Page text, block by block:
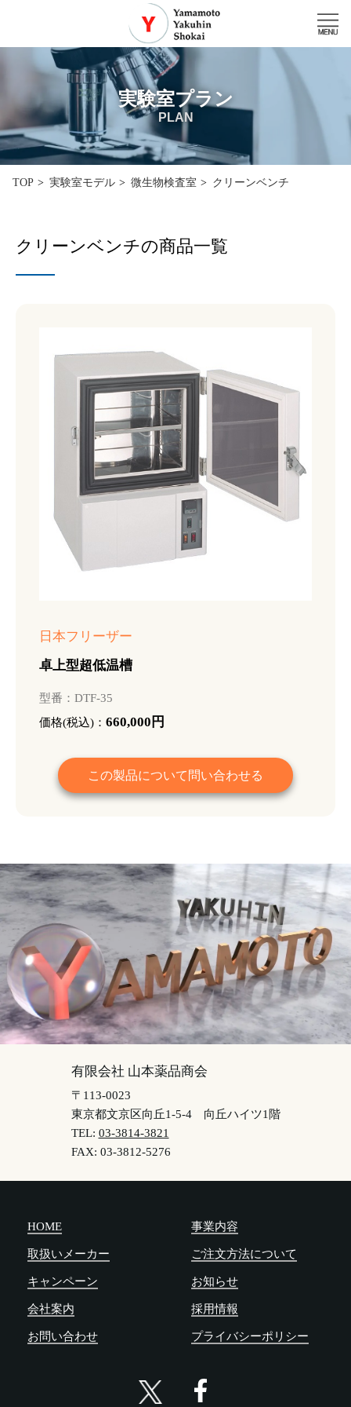
実験室プラン
PLAN
TOP 実験室モデル 微生物検査室 クリーンベンチ
クリーンベンチの商品一覧
日本フリーザー
卓上型超低温槽
型番：DTF-35
価格(税込)： 660,000円
有限会社 山本薬品商会
〒113-0023
東京都文京区向丘1-5-4 向丘ハイツ1階
TEL: 03-3814-3821
FAX: 03-3812-5276
HOME 事業内容
取扱いメーカー ご注文方法について
キャンペーン お知らせ
会社案内 採用情報
お問い合わせ プライバシーポリシー